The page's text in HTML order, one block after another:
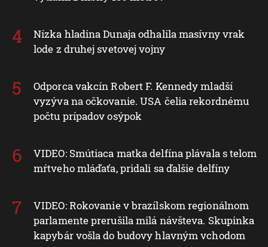
Nízka hladina Dunaja odhalila masívny vrak
lode z druhej svetovej vojny
Odporca vakcín Robert F. Kennedy mladší
vyzýva na očkovanie. USA čelia rekordnému
počtu prípadov osýpok
VIDEO: Smútiaca matka delfína plávala s telom
mŕtveho mláďaťa, pridali sa ďalšie delfíny
VIDEO: Rokovanie v brazílskom regionálnom
parlamente prerušila milá návšteva. Skupinka
kapybár vošla do budovy hlavným vchodom